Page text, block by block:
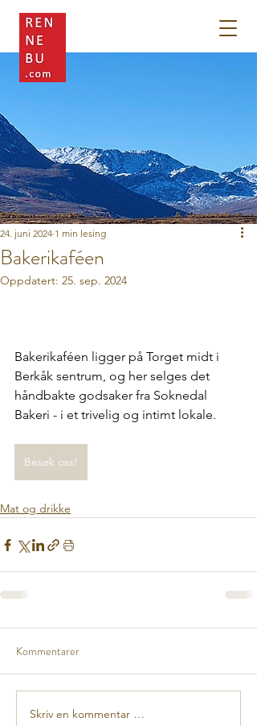
Bakerikaféen
24. juni 2024 1 min lesing
Oppdatert: 25. sep. 2024
Bakerikaféen ligger på Torget midt i
Berkåk sentrum, og her selges det
håndbakte godsaker fra Soknedal
Bakeri - i et trivelig og intimt lokale.
Besøk oss!
Mat og drikke
Kommentarer
Skriv en kommentar …